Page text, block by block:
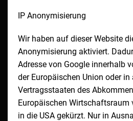
IP Anonymisierung
Wir haben auf dieser Website
Anonymisierung aktiviert.
Adresse von Google innerhalb
der Europäischen Union oder in
Vertragsstaaten des
Europäischen Wirtschaftsraum
in die USA gekürzt. Nur in